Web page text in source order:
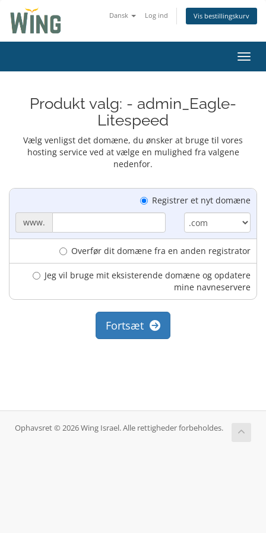
Dansk Log ind Vis bestillingskurv
Skift
Produkt valg: - admin_Eagle-
Litespeed
Vælg venligst det domæne, du ønsker at bruge til vores
hosting service ved at vælge en mulighed fra valgene
nedenfor.
Registrer et nyt domæne
www.
Overfør dit domæne fra en anden registrator
Jeg vil bruge mit eksisterende domæne og opdatere
mine navneservere
Fortsæt
Ophavsret © 2026 Wing Israel. Alle rettigheder forbeholdes.